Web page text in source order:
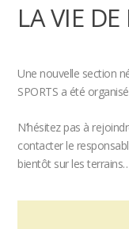
LA VIE
Une nouvelle section
SPORTS a été
N’hésitez pas à
contacter le
bientôt sur les